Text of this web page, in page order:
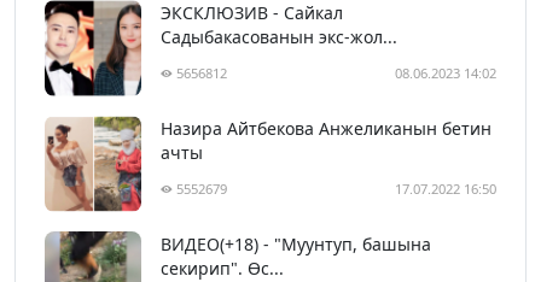
ЭКСКЛЮЗИВ - Сайкал
Садыбакасованын экс-жол...
5656812 08.06.2023 14:02
Назира Айтбекова Анжеликанын бетин
ачты
5552679 17.07.2022 16:50
ВИДЕО(+18) - "Муунтуп, башына
секирип". Өс...